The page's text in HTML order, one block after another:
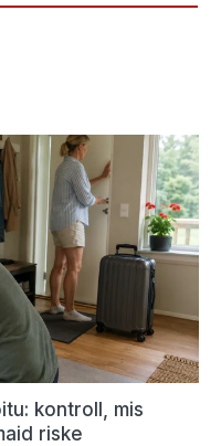
kontroll, mis
riske